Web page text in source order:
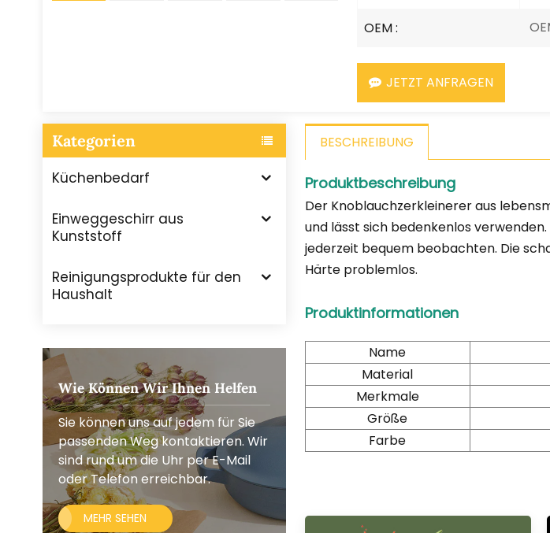
OEM :
JETZT ANFRAGEN
Kategorien
Küchenbedarf
Einweggeschirr aus
Kunststoff
Reinigungsprodukte für den
Haushalt
Wie Können Wir Ihnen Helfen
Sie können uns auf jedem für Sie
passenden Weg kontaktieren. Wir
sind rund um die Uhr per E-Mail
oder Telefon erreichbar.
MEHR SEHEN
BESCHREIBUNG
Produktbeschreibung
Der Knoblauchzerkleinerer aus
und lässt sich bedenkenlos
jederzeit bequem beobachten. Die
Härte problemlos.
Produktinformationen
Name
Material
Merkmale
Größe
Farbe